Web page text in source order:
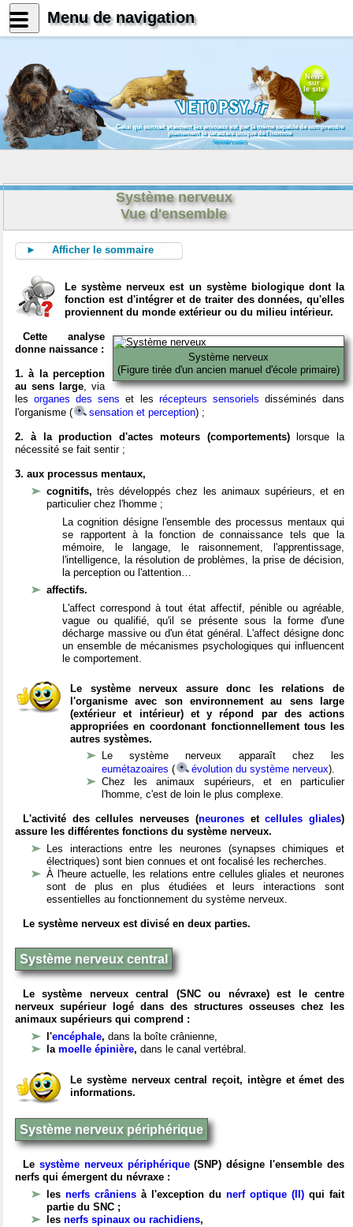
News
sur
le site
Celui qui connait vraiment les animaux est par là même capable de comprendre
pleinement le caractère unique de l'homme
Konrad Lorenz
Système nerveux
Vue d'ensemble
► Afficher le sommaire
Le système nerveux est un système biologique dont la
fonction est d'intégrer et de traiter des données, qu'elles
proviennent du monde extérieur ou du milieu intérieur.
Système nerveux
(Figure tirée d'un ancien manuel d'école primaire)
Cette analyse
donne naissance :
1. à la perception
au sens large, via
lesorganes des sens et les récepteurs sensoriels disséminés dans
l'organisme (
sensation et perception) ;
2. à la production d'actes moteurs (comportements)lorsque la
nécessité se fait sentir ;
3. aux processus mentaux,
cognitifs,très développés chez les animaux supérieurs, et en
particulier chez l'homme ;
La cognition désigne l'ensemble des processus mentaux qui
se rapportent à la fonction de connaissance tels que la
mémoire, le langage, le raisonnement, l'apprentissage,
l'intelligence, la résolution de problèmes, la prise de décision,
la perception ou l'attention…
affectifs.
L'affect correspond à tout état affectif, pénible ou agréable,
vague ou qualifié, qu'il se présente sous la forme d'une
décharge massive ou d'un état général. L'affect désigne donc
un ensemble de mécanismes psychologiques qui influencent
le comportement.
Le système nerveux assure donc les relations de
l'organisme avec son environnement au sens large
(extérieur et intérieur) et y répond par des actions
appropriées en coordonant fonctionnellement tous les
autres systèmes.
Le système nerveux apparaît chez les
eumétazoaires ( évolution du système nerveux).
Chez les animaux supérieurs, et en particulier
l'homme, c'est de loin le plus complexe.
L'activité des cellules nerveuses (neuronesetcellules gliales)
assure les différentes fonctions du système nerveux.
Les interactions entre les neurones (synapses chimiques et
électriques) sont bien connues et ont focalisé les recherches.
À l'heure actuelle, les relations entre cellules gliales et neurones
sont de plus en plus étudiées et leurs interactions sont
essentielles au fonctionnement du système nerveux.
Le système nerveux est divisé en deux parties.
Système nerveux central
Le système nerveux central (SNC ou névraxe) est le centre
nerveux supérieur logé dans des structures osseuses chez les
animaux supérieurs qui comprend :
l'encéphale, dans la boîte crânienne,
la moelle épinière, dans le canal vertébral.
Le système nerveux central reçoit, intègre et émet des
informations.
Système nerveux périphérique
Le système nerveux périphérique(SNP) désigne l'ensemble des
nerfs qui émergent du névraxe :
les nerfs crâniens à l'exception du nerf optique (II) qui fait
partie du SNC ;
les nerfs spinaux ou rachidiens,
Menu de navigation